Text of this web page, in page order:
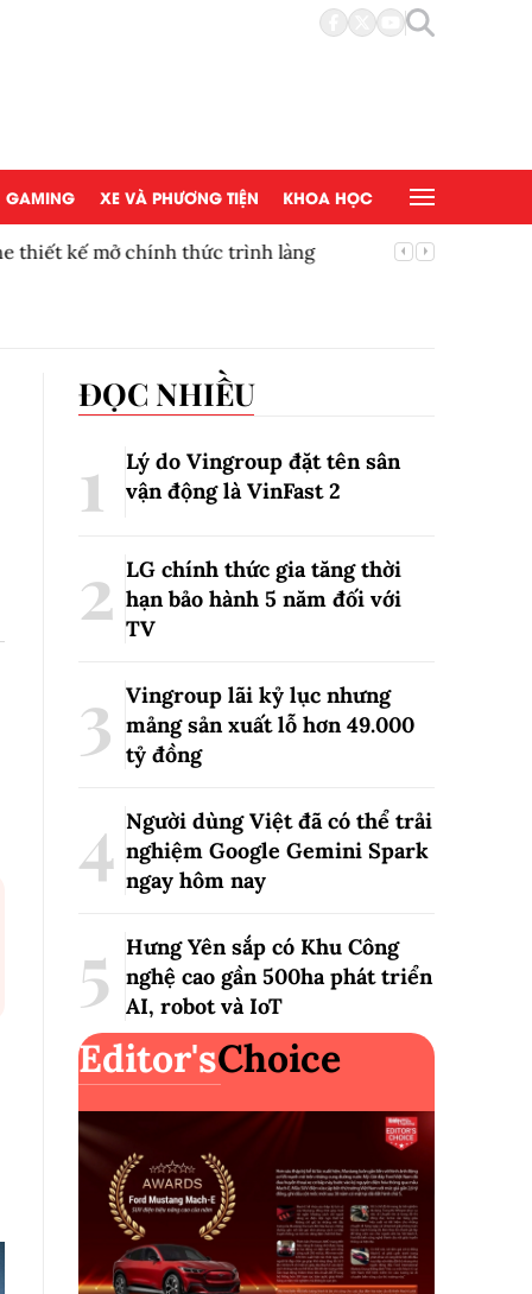
GAMING XE VÀ PHƯƠNG TIỆN KHOA HỌC
kế mở chính thức trình làng
ĐỌC NHIỀU
Lý do Vingroup đặt tên sân
vận động là VinFast2
LG chính thức gia tăng thời
hạn bảo hành 5 năm đối với
TV
Vingroup lãi kỷ lục nhưng
mảng sản xuất lỗ hơn 49.000
tỷ đồng
Người dùng Việt đã có thể trải
nghiệm Google Gemini Spark
ngay hôm nay
Hưng Yên sắp có Khu Công
nghệ cao gần 500ha phát triển
AI, robot và IoT
Editor'sChoice